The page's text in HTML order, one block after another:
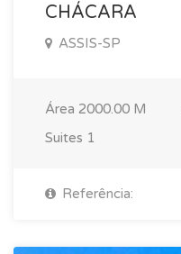
CHÁCARA
ASSIS-SP
Área 2000.00 M
Suites 1
Referência: